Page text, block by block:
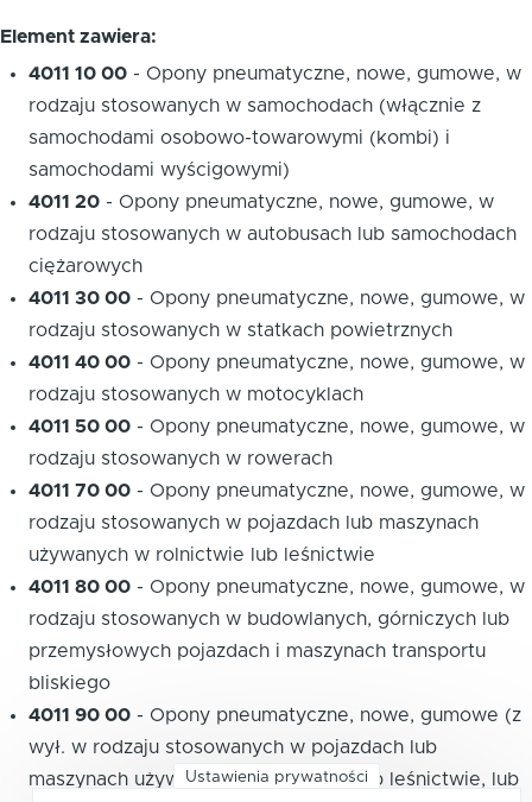
Element zawiera:
4011 10 00 - Opony pneumatyczne, nowe, gumowe, w
rodzaju stosowanych w samochodach (włącznie z
samochodami osobowo-towarowymi (kombi) i
samochodami wyścigowymi)
4011 20 - Opony pneumatyczne, nowe, gumowe, w
rodzaju stosowanych w autobusach lub samochodach
ciężarowych
4011 30 00 - Opony pneumatyczne, nowe, gumowe, w
rodzaju stosowanych w statkach powietrznych
4011 40 00 - Opony pneumatyczne, nowe, gumowe, w
rodzaju stosowanych w motocyklach
4011 50 00 - Opony pneumatyczne, nowe, gumowe, w
rodzaju stosowanych w rowerach
4011 70 00 - Opony pneumatyczne, nowe, gumowe, w
rodzaju stosowanych w pojazdach lub maszynach
używanych w rolnictwie lub leśnictwie
4011 80 00 - Opony pneumatyczne, nowe, gumowe, w
rodzaju stosowanych w budowlanych, górniczych lub
przemysłowych pojazdach i maszynach transportu
bliskiego
4011 90 00 - Opony pneumatyczne, nowe, gumowe (z
wył. w rodzaju stosowanych w pojazdach lub
maszynach używanych w rolnictwie lub leśnictwie, lub
Ustawienia prywatności